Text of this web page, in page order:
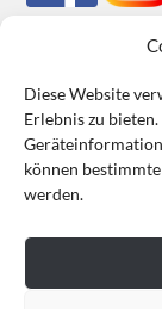
Diese Website
Erlebnis zu
können
werden.
Mein
Cookie-